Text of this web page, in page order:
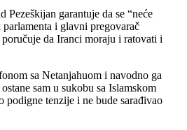
Pezeškijan garantuje da se “neće
i glavni pregovarač
da Iranci moraju i ratovati i
sa Netanjahuom i navodno ga
sam u sukobu sa Islamskom
podigne tenzije i ne bude sarađivao